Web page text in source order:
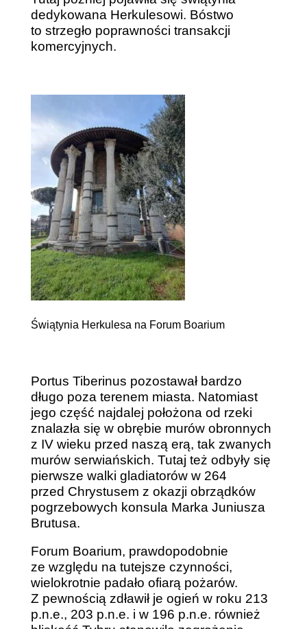
dedykowana Herkulesowi. Bóstwo
to strzegło poprawności transakcji
komercyjnych.
Świątynia Herkulesa na Forum Boarium
Portus Tiberinus pozostawał bardzo
długo poza terenem miasta. Natomiast
jego część najdalej położona od rzeki
znalazła się w obrębie murów obronnych
z IV wieku przed naszą erą, tak zwanych
murów serwiańskich. Tutaj też odbyły się
pierwsze walki gladiatorów w 264
przed Chrystusem z okazji obrządków
pogrzebowych konsula Marka Juniusza
Brutusa.
Forum Boarium, prawdopodobnie
ze względu na tutejsze czynności,
wielokrotnie padało ofiarą pożarów.
Z pewnością zdławił je ogień w roku 213
p.n.e., 203 p.n.e. i w 196 p.n.e. również